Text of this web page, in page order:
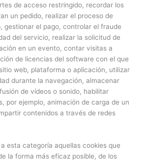
de acceso restringido, recordar los
un pedido, realizar el proceso de
gestionar el pago, controlar el fraude
del servicio, realizar la solicitud de
en un evento, contar visitas a
de licencias del software con el que
web, plataforma o aplicación, utilizar
durante la navegación, almacenar
de vídeos o sonido, habilitar
por ejemplo, animación de carga de un
contenidos a través de redes
esta categoría aquellas cookies que
la forma más eficaz posible, de los